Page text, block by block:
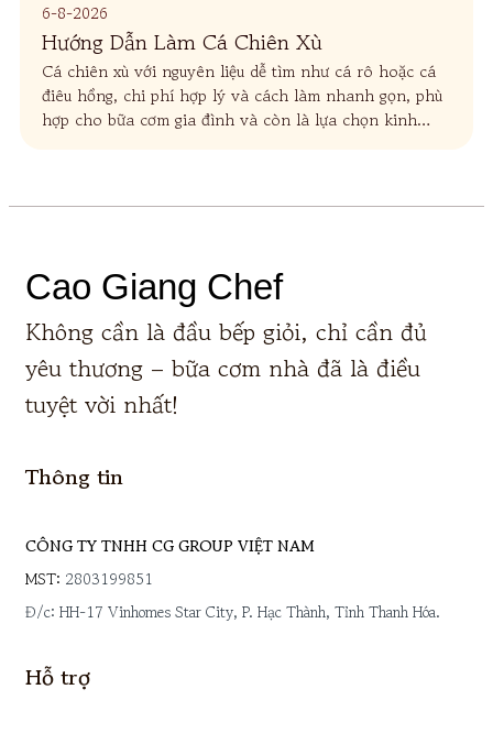
6-8-2026
Hướng Dẫn Làm Cá Chiên Xù
Cá chiên xù với nguyên liệu dễ tìm như cá rô hoặc cá
điêu hồng, chi phí hợp lý và cách làm nhanh gọn, phù
hợp cho bữa cơm gia đình và còn là lựa chọn kinh
Cao Giang Chef
Không cần là đầu bếp giỏi, chỉ cần đủ
yêu thương – bữa cơm nhà đã là điều
tuyệt vời nhất!
Hỗ trợ
MST: 2803199851
Thông tin
Đ/c: HH-17 Vinhomes Star City, P. Hạc Thành, Tỉnh Thanh Hóa.
CÔNG TY TNHH CG GROUP VIỆT NAM